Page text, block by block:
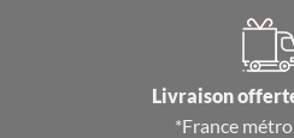
Livraison
*France